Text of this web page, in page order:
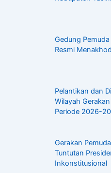
Gedung
Resmi
Pelantikan dan
Wilayah
Periode 2026-
Gerakan
Tuntutan
Inkonstitusional